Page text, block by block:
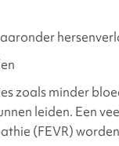
zoals minder
leiden. Een
(FEVR)